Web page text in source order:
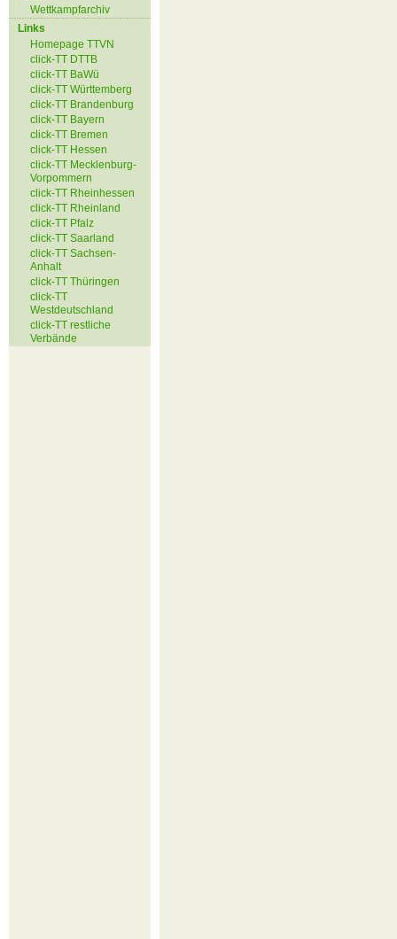
Wettkampfarchiv
Links
Homepage TTVN
click-TT DTTB
click-TT BaWü
click-TT Württemberg
click-TT Brandenburg
click-TT Bayern
click-TT Bremen
click-TT Hessen
click-TT Mecklenburg-
Vorpommern
click-TT Rheinhessen
click-TT Rheinland
click-TT Pfalz
click-TT Saarland
click-TT Sachsen-
Anhalt
click-TT Thüringen
click-TT
Westdeutschland
click-TT restliche
Verbände